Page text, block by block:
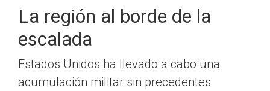
La región al borde de la
escalada
Estados Unidos ha llevado a cabo una
acumulación militar sin precedentes